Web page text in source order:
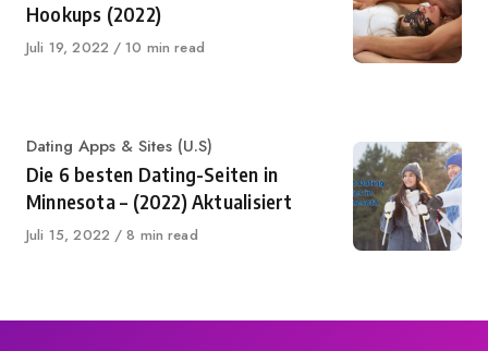
Hookups (2022)
Published
Juli 19, 2022 10 min read
Category
Dating Apps & Sites (U.S)
Die 6 besten Dating-Seiten in
Minnesota – (2022) Aktualisiert
Published
Juli 15, 2022 8 min read